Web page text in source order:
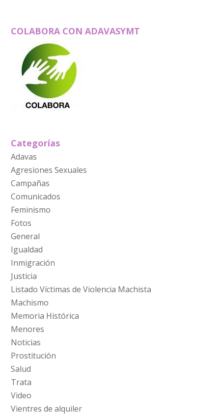
COLABORA CON ADAVASYMT
Categorías
Adavas
Agresiones Sexuales
Campañas
Comunicados
Feminismo
Fotos
General
Igualdad
Inmigración
Justicia
Listado Víctimas de Violencia Machista
Machismo
Memoria Histórica
Menores
Noticias
Prostitución
Salud
Trata
Video
Vientres de alquiler